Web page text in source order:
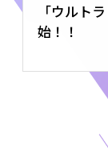
「ウルト
始！！